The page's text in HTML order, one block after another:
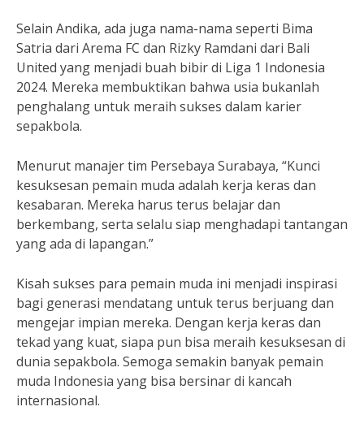
Selain Andika, ada juga nama-nama seperti Bima
Satria dari Arema FC dan Rizky Ramdani dari Bali
United yang menjadi buah bibir di Liga 1 Indonesia
2024. Mereka membuktikan bahwa usia bukanlah
penghalang untuk meraih sukses dalam karier
sepakbola.
Menurut manajer tim Persebaya Surabaya, “Kunci
kesuksesan pemain muda adalah kerja keras dan
kesabaran. Mereka harus terus belajar dan
berkembang, serta selalu siap menghadapi tantangan
yang ada di lapangan.”
Kisah sukses para pemain muda ini menjadi inspirasi
bagi generasi mendatang untuk terus berjuang dan
mengejar impian mereka. Dengan kerja keras dan
tekad yang kuat, siapa pun bisa meraih kesuksesan di
dunia sepakbola. Semoga semakin banyak pemain
muda Indonesia yang bisa bersinar di kancah
internasional.